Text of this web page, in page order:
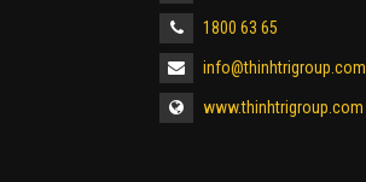
1800 63 65
info@thinhtrigroup.com
www.thinhtrigroup.com